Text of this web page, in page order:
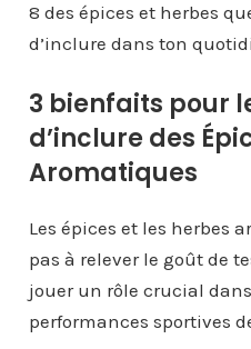
8 des épices et herbes
d’inclure dans ton
3 bienfaits pour
d’inclure des
Aromatiques
Les épices et les herbes
pas à relever le goût de
jouer un rôle crucial
performances sportives